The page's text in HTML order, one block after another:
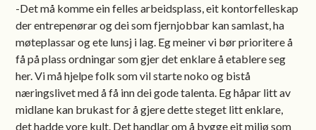
-Det må komme ein felles arbeidsplass, eit kontorfelleskap
der entrepenørar og dei som fjernjobbar kan samlast, ha
møteplassar og ete lunsj i lag. Eg meiner vi bør prioritere å
få på plass ordningar som gjer det enklare å etablere seg
her. Vi må hjelpe folk som vil starte noko og bistå
næringslivet med å få inn dei gode talenta. Eg håpar litt av
midlane kan brukast for å gjere dette steget litt enklare,
det hadde vore kult. Det handlar om å bygge eit miljø som